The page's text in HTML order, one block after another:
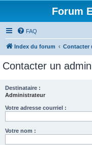
Forum
FAQ
Index du forum Contacter
Contacter un
Destinataire :
Administrateur
Votre adresse courriel :
Votre nom :